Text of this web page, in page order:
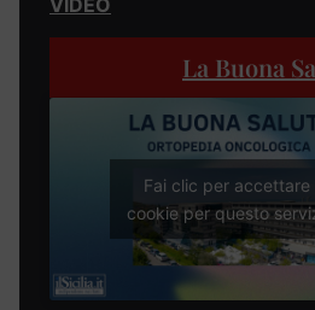
La Buona
Fai clic per accettare
cookie per questo